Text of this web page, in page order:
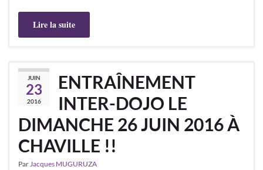
Lire la suite
JUIN
23
2016
ENTRAÎNEMENT
INTER-DOJO LE
DIMANCHE 26 JUIN 2016 À
CHAVILLE !!
ParJacques MUGURUZA